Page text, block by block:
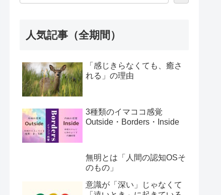
人気記事（全期間）
「感じきらなくても、癒さ
れる」の理由
3種類のイマココ感覚
Outside・Borders・Inside
無明とは「人間の認知OSそ
のもの」
意識が「深い」じゃなくて